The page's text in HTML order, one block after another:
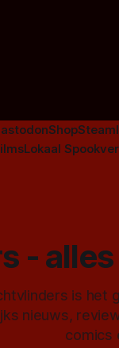
ShopSteam
Lokaal
-
is het
nieuws,
comics